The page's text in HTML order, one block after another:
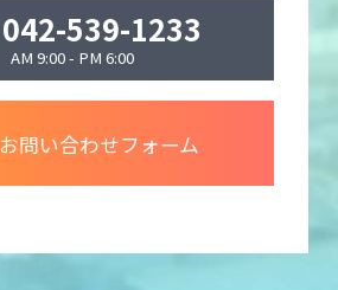
042-539-1233
AM 9:00 - PM 6:00
お問い合わせフォーム